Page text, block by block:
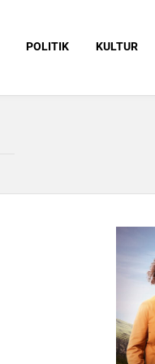
POLITIK KULTUR